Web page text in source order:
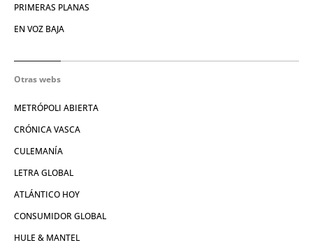
PRIMERAS PLANAS
EN VOZ BAJA
Otras webs
METRÓPOLI ABIERTA
CRÓNICA VASCA
CULEMANÍA
LETRA GLOBAL
ATLÁNTICO HOY
CONSUMIDOR GLOBAL
HULE & MANTEL